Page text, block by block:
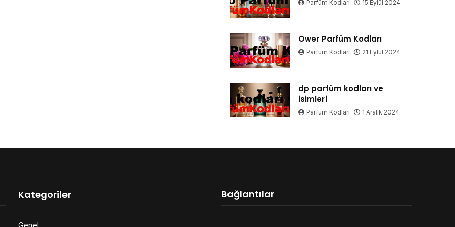
Parfüm Kodları 15 Eylül 2024
Ower Parfüm Kodları
Parfüm Kodları 21 Eylül 2024
dp parfüm kodları ve
isimleri
Parfüm Kodları 1 Aralık 2024
Kategoriler
Genel
Bağlantılar